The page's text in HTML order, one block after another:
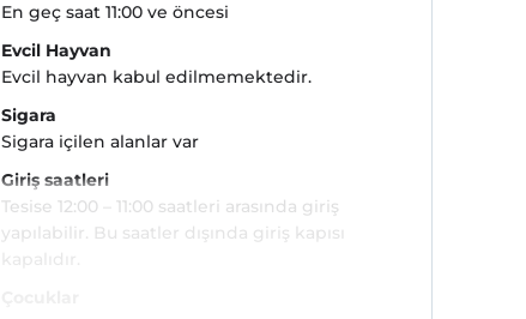
En geç saat 11:00 ve öncesi
Evcil Hayvan
Evcil hayvan kabul edilmemektedir.
Sigara
Sigara içilen alanlar var
Giriş saatleri
Tesise 12:00 – 11:00 saatleri arasında giriş
yapılabilir. Bu saatler dışında giriş kapısı
kapalıdır.